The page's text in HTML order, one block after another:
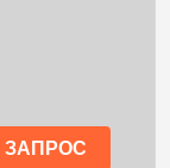
ЗАПРОС